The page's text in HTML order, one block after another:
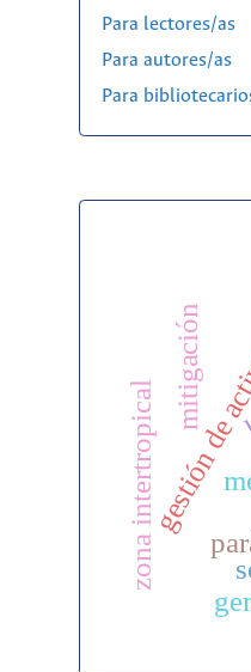
Para lectores/as
Para autores/as
Para
gestión
zona intertropical
mitigación